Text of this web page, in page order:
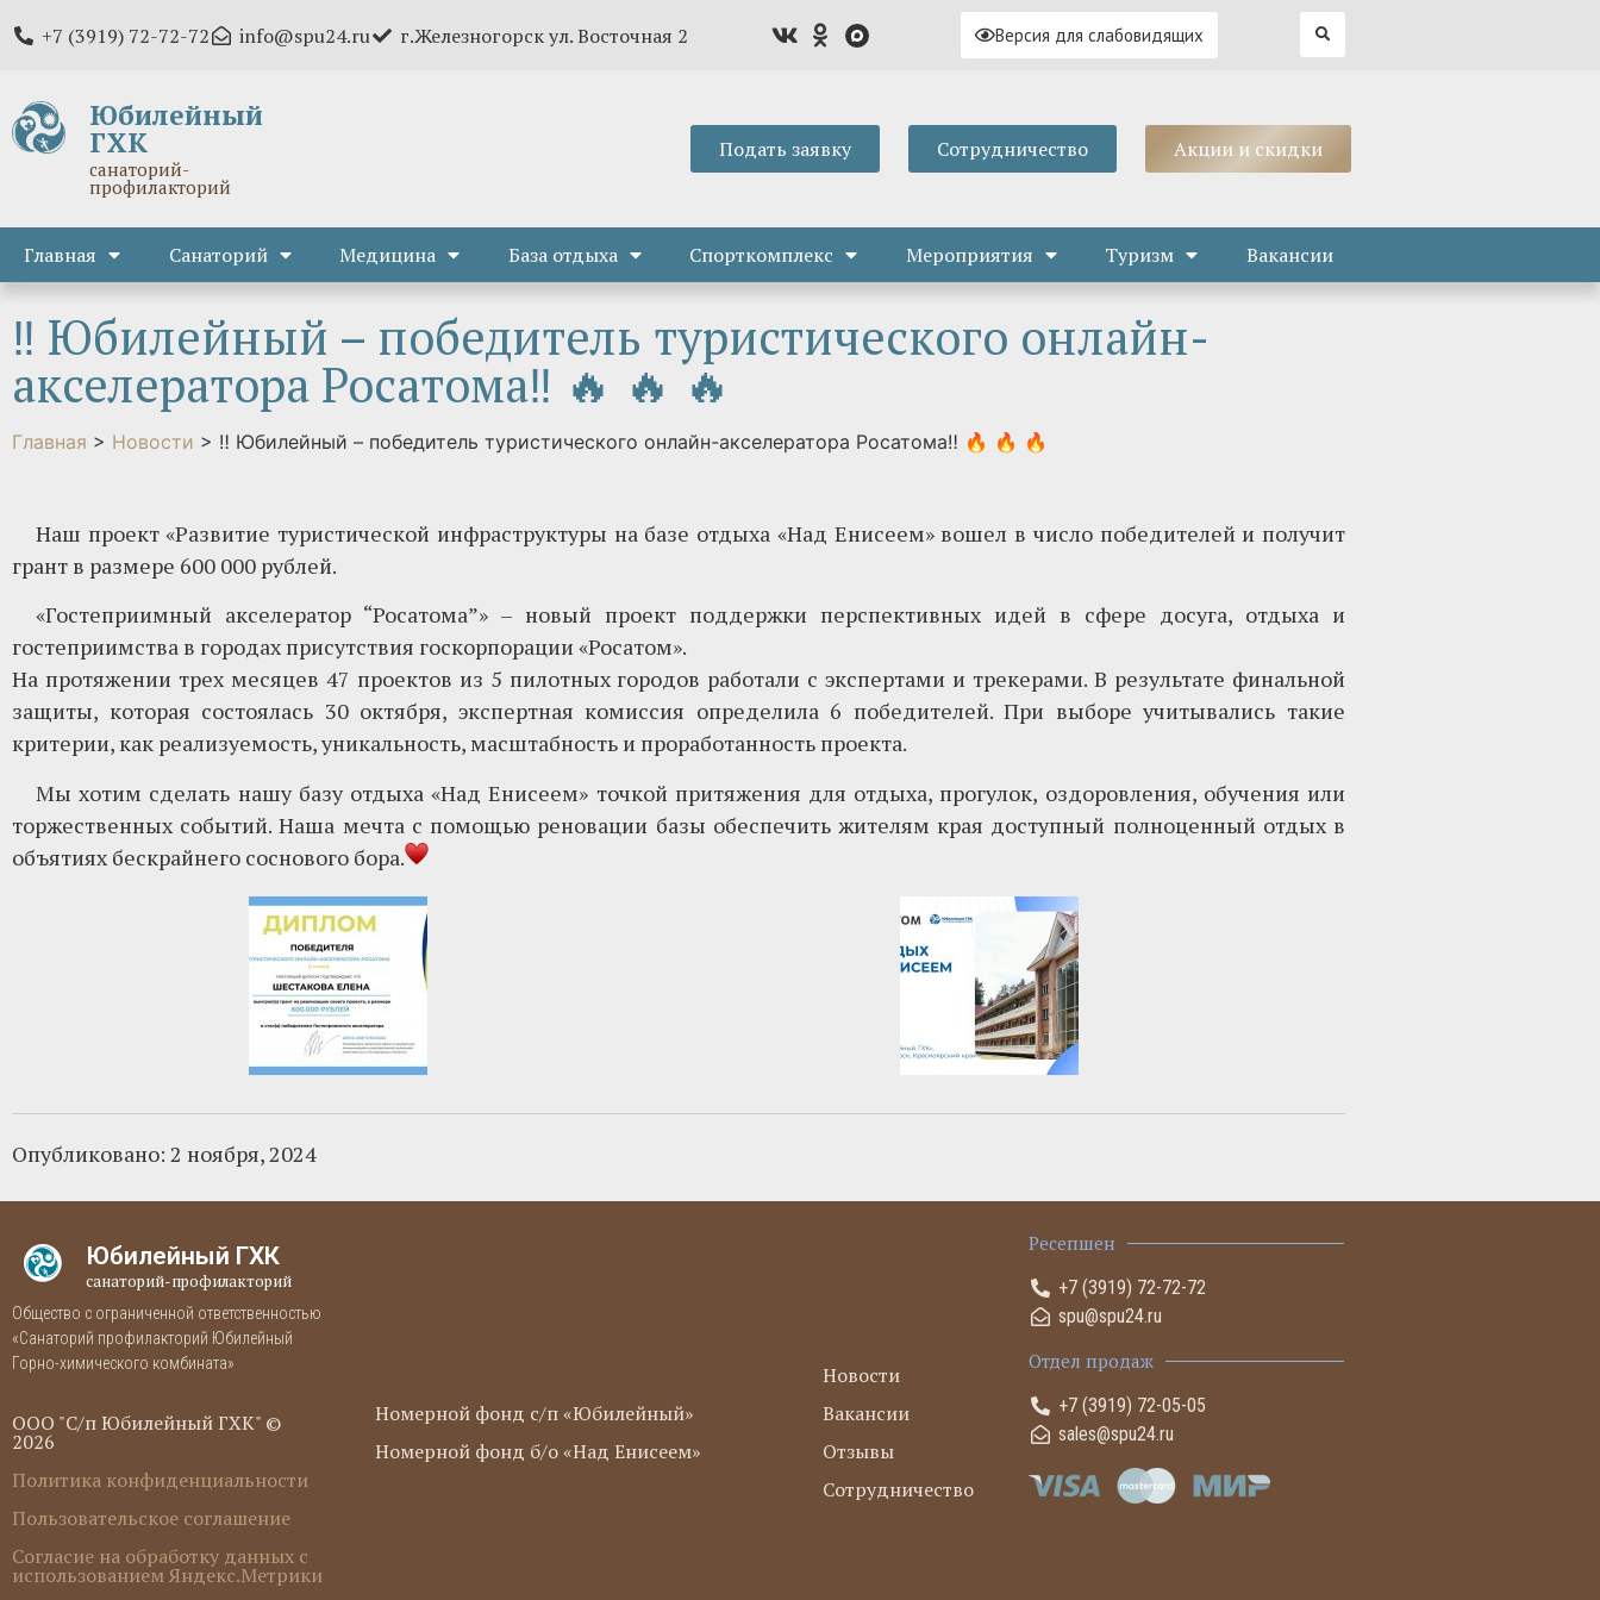
+7 (3919) 72-72-72 info@spu24.ru г.Железногорск ул. Восточная 2 Версия для слабовидящих
Юбилейный
ГХК
санаторий-
профилакторий
Подать заявку Сотрудничество Акции и скидки
Главная Санаторий Медицина База отдыха Спорткомплекс Мероприятия Туризм Вакансии
‼ Юбилейный – победитель туристического онлайн-
акселератора Росатома‼ 🔥 🔥 🔥
Главная > Новости > ‼ Юбилейный – победитель туристического онлайн-акселератора Росатома‼ 🔥 🔥 🔥
Наш проект «Развитие туристической инфраструктуры на базе отдыха «Над Енисеем» вошел в число победителей и получит
грант в размере 600 000 рублей.
«Гостеприимный акселератор “Росатома”» – новый проект поддержки перспективных идей в сфере досуга, отдыха и
гостеприимства в городах присутствия госкорпорации «Росатом».
На протяжении трех месяцев 47 проектов из 5 пилотных городов работали с экспертами и трекерами. В результате финальной
защиты, которая состоялась 30 октября, экспертная комиссия определила 6 победителей. При выборе учитывались такие
критерии, как реализуемость, уникальность, масштабность и проработанность проекта.
Мы хотим сделать нашу базу отдыха «Над Енисеем» точкой притяжения для отдыха, прогулок, оздоровления, обучения или
торжественных событий. Наша мечта с помощью реновации базы обеспечить жителям края доступный полноценный отдых в
объятиях бескрайнего соснового бора.
Опубликовано: 2 ноября, 2024
Юбилейный ГХК
санаторий-профилакторий
Общество с ограниченной ответственностью
«Санаторий профилакторий Юбилейный
Горно-химического комбината»
ООО "С/п Юбилейный ГХК" ©
2026
Политика конфиденциальности
Пользовательское соглашение
Согласие на обработку данных с
использованием Яндекс.Метрики
Номерной фонд с/п «Юбилейный»
Номерной фонд б/о «Над Енисеем»
Новости
Вакансии
Отзывы
Сотрудничество
Ресепшен
+7 (3919) 72-72-72
spu@spu24.ru
Отдел продаж
+7 (3919) 72-05-05
sales@spu24.ru